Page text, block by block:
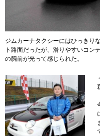
ジムカーナタクシーにはひっきり
ト路面だったが、滑りやすいコン
の腕前が光って感じられた。